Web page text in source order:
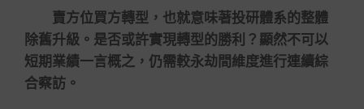
賣方位買方轉型，也就意味著投研體系的整體
除舊升級。是否或許實現轉型的勝利？顯然不可以
短期業績一言概之，仍需較永劫間維度進行連續綜
合察訪。